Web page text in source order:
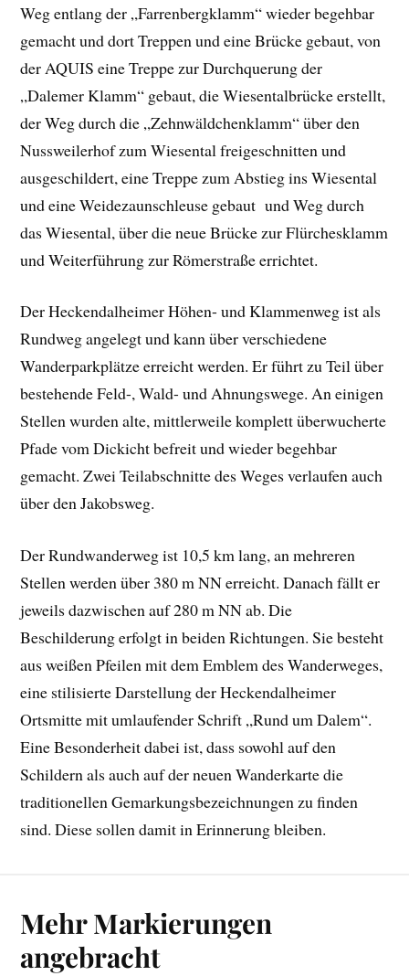
Weg entlang der „Farrenbergklamm“ wieder begehbar
gemacht und dort Treppen und eine Brücke gebaut, von
der AQUIS eine Treppe zur Durchquerung der
„Dalemer Klamm“ gebaut, die Wiesentalbrücke erstellt,
der Weg durch die „Zehnwäldchenklamm“ über den
Nussweilerhof zum Wiesental freigeschnitten und
ausgeschildert, eine Treppe zum Abstieg ins Wiesental
und eine Weidezaunschleuse gebaut und Weg durch
das Wiesental, über die neue Brücke zur Flürchesklamm
und Weiterführung zur Römerstraße errichtet.
Der Heckendalheimer Höhen- und Klammenweg ist als
Rundweg angelegt und kann über verschiedene
Wanderparkplätze erreicht werden. Er führt zu Teil über
bestehende Feld-, Wald- und Ahnungswege. An einigen
Stellen wurden alte, mittlerweile komplett überwucherte
Pfade vom Dickicht befreit und wieder begehbar
gemacht. Zwei Teilabschnitte des Weges verlaufen auch
über den Jakobsweg.
Der Rundwanderweg ist 10,5 km lang, an mehreren
Stellen werden über 380 m NN erreicht. Danach fällt er
jeweils dazwischen auf 280 m NN ab. Die
Beschilderung erfolgt in beiden Richtungen. Sie besteht
aus weißen Pfeilen mit dem Emblem des Wanderweges,
eine stilisierte Darstellung der Heckendalheimer
Ortsmitte mit umlaufender Schrift „Rund um Dalem“.
Eine Besonderheit dabei ist, dass sowohl auf den
Schildern als auch auf der neuen Wanderkarte die
traditionellen Gemarkungsbezeichnungen zu finden
sind. Diese sollen damit in Erinnerung bleiben.
Mehr Markierungen
angebracht